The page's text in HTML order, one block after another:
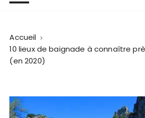
Accueil
10 lieux de baignade à connaître
(en 2020)